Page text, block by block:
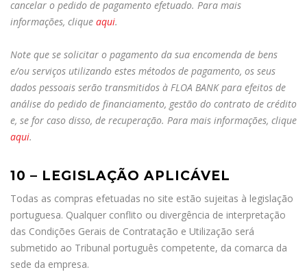
cancelar o pedido de pagamento efetuado. Para mais
informações, clique aqui.
Note que se solicitar o pagamento da sua encomenda de bens
e/ou serviços utilizando estes métodos de pagamento, os seus
dados pessoais serão transmitidos à FLOA BANK para efeitos de
análise do pedido de financiamento, gestão do contrato de crédito
e, se for caso disso, de recuperação. Para mais informações, clique
aqui.
10 – LEGISLAÇÃO APLICÁVEL
Todas as compras efetuadas no site estão sujeitas à legislação
portuguesa. Qualquer conflito ou divergência de interpretação
das Condições Gerais de Contratação e Utilização será
submetido ao Tribunal português competente, da comarca da
sede da empresa.